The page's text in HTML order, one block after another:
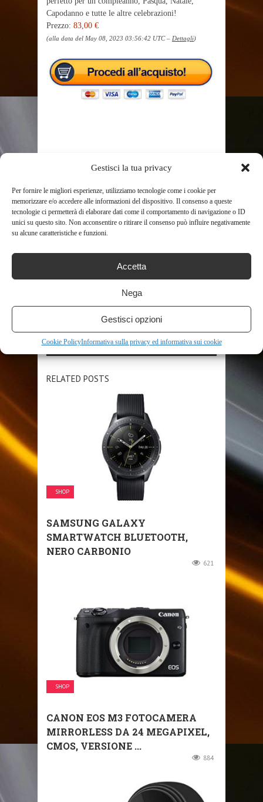
Gestisci la tua privacy
Per fornire le migliori esperienze, utilizziamo tecnologie come i cookie per
memorizzare e/o accedere alle informazioni del dispositivo. Il consenso a queste
tecnologie ci permetterà di elaborare dati come il comportamento di navigazione o ID
unici su questo sito. Non acconsentire o ritirare il consenso può influire negativamente
su alcune caratteristiche e funzioni.
Accetta
Nega
Gestisci opzioni
Cookie PolicyInformativa sulla privacy ed informativa sui cookie
Capodanno e tutte le altre celebrazioni!
Prezzo: 83,00 €
(alla data del May 08, 2023 03:56:42 UTC – Dettagli)
1080P BAMBINI BIANCO
FOTOCAMERA BRIDGE
FOTOCAMERA CANON
FOTOCAMERA MIRRORLESS
FOTOCAMERA SUBACQUEA
ISTANTANEA
NERO
POLLICI
SCHERMO STAMPA
TESTA
RELATED POSTS
SHOP
SAMSUNG GALAXY
SMARTWATCH BLUETOOTH,
NERO CARBONIO
621
SHOP
CANON EOS M3 FOTOCAMERA
MIRRORLESS DA 24 MEGAPIXEL,
CMOS, VERSIONE ...
884